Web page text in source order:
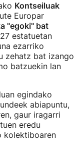
Kontseiluak
Europar
"egoki" bat
estatuetan
ezarriko
zehatz bat izango
batzuekin lan
egindako
abiapuntu,
gaur iragarri
eredu
kolektiboaren